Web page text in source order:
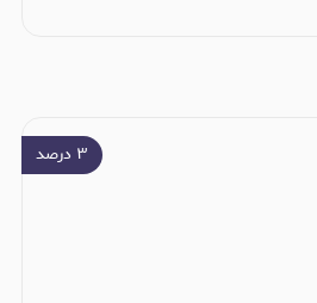
۳ درصد